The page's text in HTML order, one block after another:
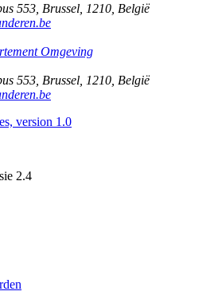
553 Brussel 1210 België
Omgeving
553 Brussel 1210 België
version 1.0
2.4